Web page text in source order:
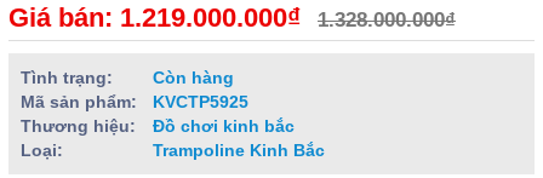
Giá bán: 1.219.000.000₫ 1.328.000.000₫
Tình trạng:
Còn hàng
Mã sản phẩm:
KVCTP5925
Thương hiệu:
Đồ chơi kinh bắc
Loại:
Trampoline Kinh Bắc